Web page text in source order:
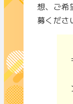
想、ご希
募くださ